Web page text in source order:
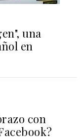
una
en
con